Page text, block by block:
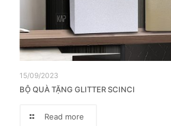
15/09/2023
BỘ QUÀ TẶNG GLITTER SCINCI
Read more